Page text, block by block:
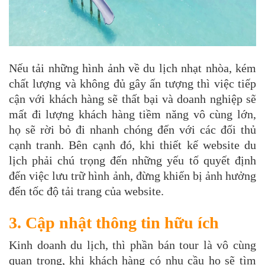
Nếu tải những hình ảnh về du lịch nhạt nhòa, kém
chất lượng và không đủ gây ấn tượng thì việc tiếp
cận với khách hàng sẽ thất bại và doanh nghiệp sẽ
mất đi lượng khách hàng tiềm năng vô cùng lớn,
họ sẽ rời bỏ đi nhanh chóng đến với các đối thủ
cạnh tranh. Bên cạnh đó, khi thiết kế website du
lịch phải chú trọng đến những yếu tố quyết định
đến việc lưu trữ hình ảnh, đừng khiến bị ảnh hưởng
đến tốc độ tải trang của website.
3. Cập nhật thông tin hữu ích
Kinh doanh du lịch, thì phần bán tour là vô cùng
quan trọng, khi khách hàng có nhu cầu họ sẽ tìm